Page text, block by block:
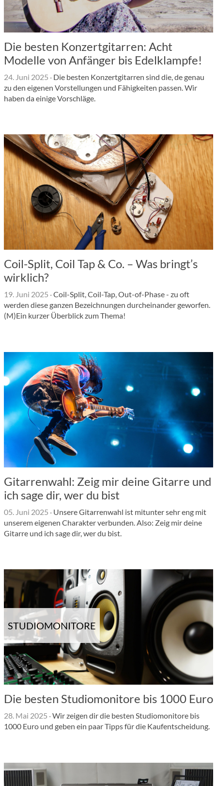
Die besten Konzertgitarren: Acht
Modelle von Anfänger bis Edelklampfe!
24. Juni 2025 · Die besten Konzertgitarren sind die, de genau
zu den eigenen Vorstellungen und Fähigkeiten passen. Wir
haben da einige Vorschläge.
Coil-Split, Coil Tap & Co. – Was bringt’s
wirklich?
19. Juni 2025 ·Coil-Split, Coil-Tap, Out-of-Phase - zu oft
werden diese ganzen Bezeichnungen durcheinander geworfen.
(M)Ein kurzer Überblick zum Thema!
Gitarrenwahl: Zeig mir deine Gitarre und
ich sage dir, wer du bist
05. Juni 2025 · Unsere Gitarrenwahl ist mitunter sehr eng mit
unserem eigenen Charakter verbunden. Also: Zeig mir deine
Gitarre und ich sage dir, wer du bist.
STUDIOMONITORE
Die besten Studiomonitore bis 1000 Euro
28. Mai 2025 ·Wir zeigen dir die besten Studiomonitore bis
1000 Euro und geben ein paar Tipps für die Kaufentscheidung.